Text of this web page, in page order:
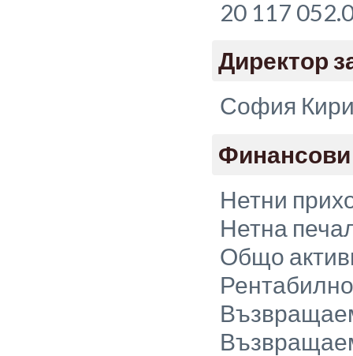
20 117
Директор
София
Нетни
Нетна
Общо